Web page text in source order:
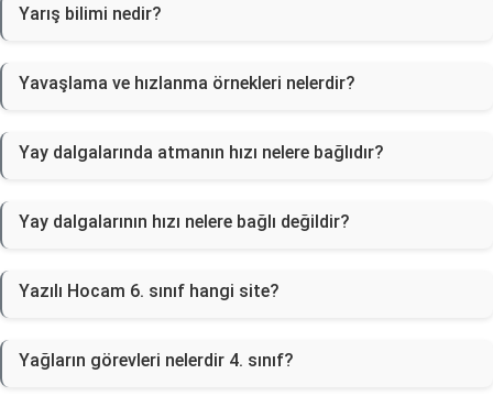
Yarış bilimi nedir?
Yavaşlama ve hızlanma örnekleri nelerdir?
Yay dalgalarında atmanın hızı nelere bağlıdır?
Yay dalgalarının hızı nelere bağlı değildir?
Yazılı Hocam 6. sınıf hangi site?
Yağların görevleri nelerdir 4. sınıf?